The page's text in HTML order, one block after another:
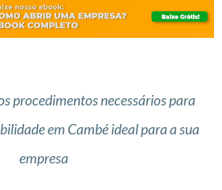
procedimentos necessários para
em Cambé ideal para a sua
empresa